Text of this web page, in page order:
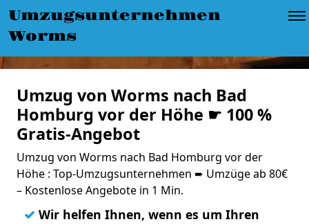
Umzugsunternehmen
Worms
Umzug von Worms nach Bad
Homburg vor der Höhe ☛ 100 %
Gratis-Angebot
Umzug von Worms nach Bad Homburg vor der
Höhe : Top-Umzugsunternehmen ➨ Umzüge ab 80€
– Kostenlose Angebote in 1 Min.
✓ Wir helfen Ihnen, wenn es um Ihren